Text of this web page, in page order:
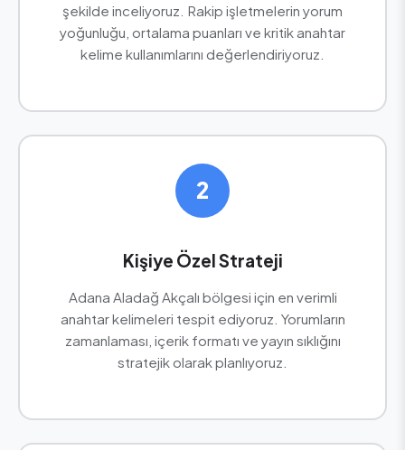
şekilde inceliyoruz. Rakip işletmelerin yorum
yoğunluğu, ortalama puanları ve kritik anahtar
kelime kullanımlarını değerlendiriyoruz.
2
Kişiye Özel Strateji
Adana Aladağ Akçalı bölgesi için en verimli
anahtar kelimeleri tespit ediyoruz. Yorumların
zamanlaması, içerik formatı ve yayın sıklığını
stratejik olarak planlıyoruz.